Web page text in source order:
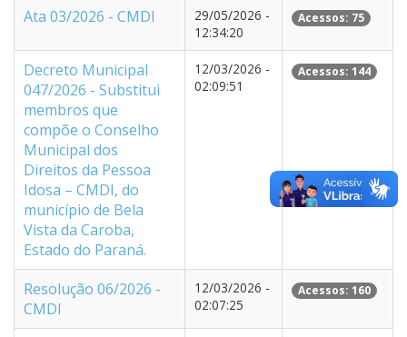
Ata 03/2026 - CMDI
29/05/2026 -
12:34:20
Acessos: 75
Decreto Municipal
047/2026 - Substitui
membros que
compõe o Conselho
Municipal dos
Direitos da Pessoa
Idosa – CMDI, do
município de Bela
Vista da Caroba,
Estado do Paraná.
12/03/2026 -
02:09:51
Acessos: 144
Resolução 06/2026 -
CMDI
12/03/2026 -
02:07:25
Acessos: 160